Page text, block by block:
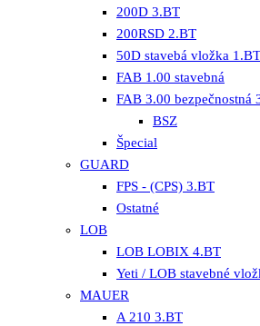
200D 3.BT
200RSD 2.BT
50D stavebá vložka 1.BT
FAB 1.00 stavebná
FAB 3.00 bezpečnostná
BSZ
Špecial
GUARD
FPS - (CPS) 3.BT
Ostatné
LOB
LOB LOBIX 4.BT
Yeti / LOB stavebné
MAUER
A 210 3.BT